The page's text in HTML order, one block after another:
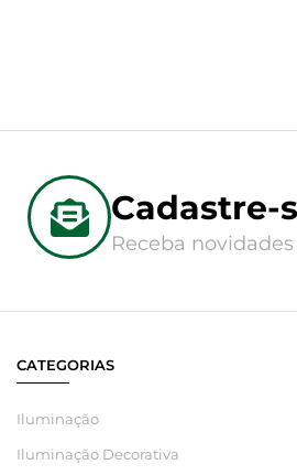
Cadastre-
Receba
CATEGORIAS
Iluminação
Iluminação Decorativa